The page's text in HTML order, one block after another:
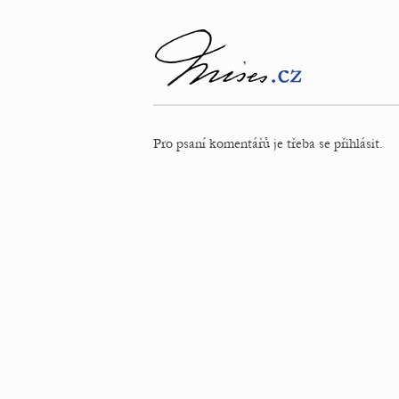
Pro psaní komentářů je třeba se přihlásit.